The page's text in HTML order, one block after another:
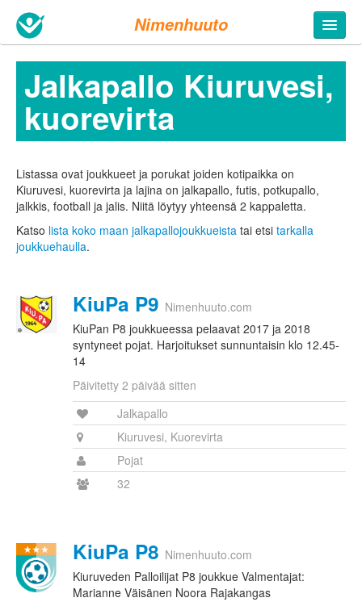
Nimenhuuto
Jalkapallo Kiuruvesi,
kuorevirta
Listassa ovat joukkueet ja porukat joiden kotipaikka on
Kiuruvesi, kuorevirta ja lajina on jalkapallo, futis, potkupallo,
jalkkis, football ja jalis. Niitä löytyy yhteensä 2 kappaletta.
Katso lista koko maan jalkapallojoukkueista tai etsi tarkalla
joukkuehaulla.
KiuPa P9 Nimenhuuto.com
KiuPan P8 joukkueessa pelaavat 2017 ja 2018
syntyneet pojat. Harjoitukset sunnuntaisin klo 12.45-
14
Päivitetty 2 päivää sitten
Jalkapallo
Kiuruvesi, Kuorevirta
Pojat
32
KiuPa P8 Nimenhuuto.com
Kiuruveden Palloilijat P8 joukkue Valmentajat:
Marianne Väisänen Noora Rajakangas